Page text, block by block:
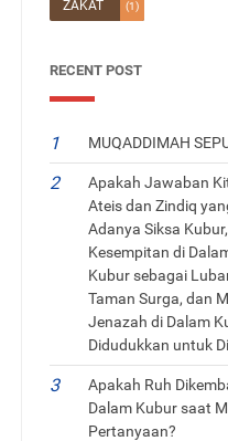
ZAKAT (1)
RECENT POST
MUQADDIMAH
Apakah Jawaban
Ateis dan Zindiq
Adanya Siksa
Kesempitan di
Kubur sebagai
Taman Surga, dan
Jenazah di Dalam
Didudukkan untuk
Apakah Ruh
Dalam Kubur saat
Pertanyaan?